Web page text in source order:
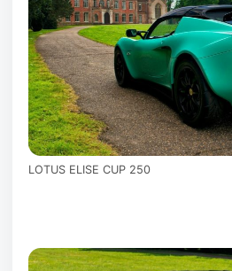
LOTUS ELISE CUP 250